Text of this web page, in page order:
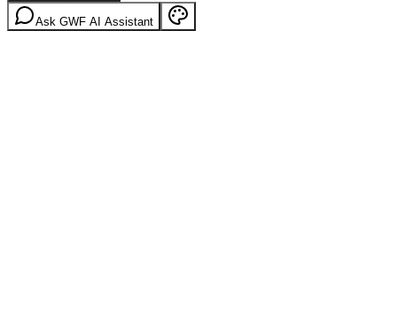
Ask GWF AI Assistant